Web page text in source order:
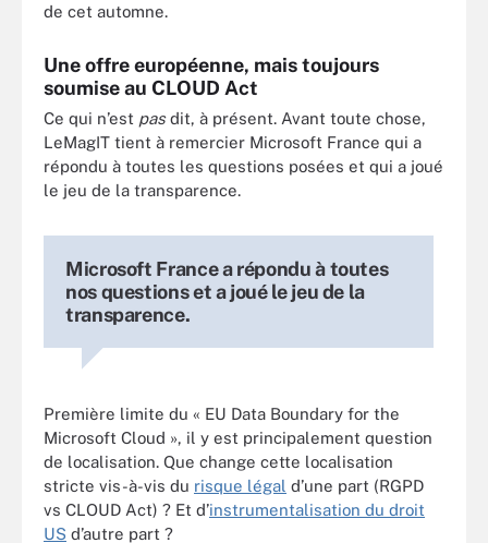
de cet automne.
Une offre européenne, mais toujours
soumise au CLOUD Act
Ce qui n’est pasdit, à présent. Avant toute chose,
LeMagIT tient à remercier Microsoft France qui a
répondu à toutes les questions posées et qui a joué
le jeu de la transparence.
Microsoft France a répondu à toutes
nos questions et a joué le jeu de la
transparence.
Première limite du « EU Data Boundary for the
Microsoft Cloud », il y est principalement question
de localisation. Que change cette localisation
stricte vis-à-vis du risque légal d’une part (RGPD
vs CLOUD Act) ? Et d’instrumentalisation du droit
US d’autre part ?